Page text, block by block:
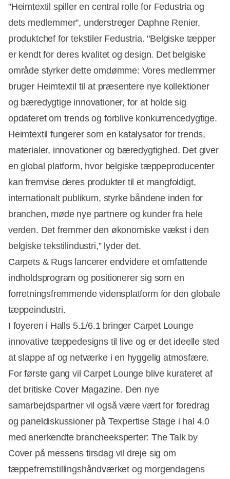
"Heimtextil spiller en central rolle for Fedustria og
dets medlemmer", understreger Daphne Renier,
produktchef for tekstiler Fedustria. "Belgiske tæpper
er kendt for deres kvalitet og design. Det belgiske
område styrker dette omdømme: Vores medlemmer
bruger Heimtextil til at præsentere nye kollektioner
og bæredygtige innovationer, for at holde sig
opdateret om trends og forblive konkurrencedygtige.
Heimtextil fungerer som en katalysator for trends,
materialer, innovationer og bæredygtighed. Det giver
en global platform, hvor belgiske tæppeproducenter
kan fremvise deres produkter til et mangfoldigt,
internationalt publikum, styrke båndene inden for
branchen, møde nye partnere og kunder fra hele
verden. Det fremmer den økonomiske vækst i den
belgiske tekstilindustri,” lyder det.
Carpets & Rugs lancerer endvidere et omfattende
indholdsprogram og positionerer sig som en
forretningsfremmende vidensplatform for den globale
tæppeindustri.
I foyeren i Halls 5.1/6.1 bringer Carpet Lounge
innovative tæppedesigns til live og er det ideelle sted
at slappe af og netværke i en hyggelig atmosfære.
For første gang vil Carpet Lounge blive kurateret af
det britiske Cover Magazine. Den nye
samarbejdspartner vil også være vært for foredrag
og paneldiskussioner på Texpertise Stage i hal 4.0
med anerkendte brancheeksperter: The Talk by
Cover på messens tirsdag vil dreje sig om
tæppefremstillingshåndværket og morgendagens